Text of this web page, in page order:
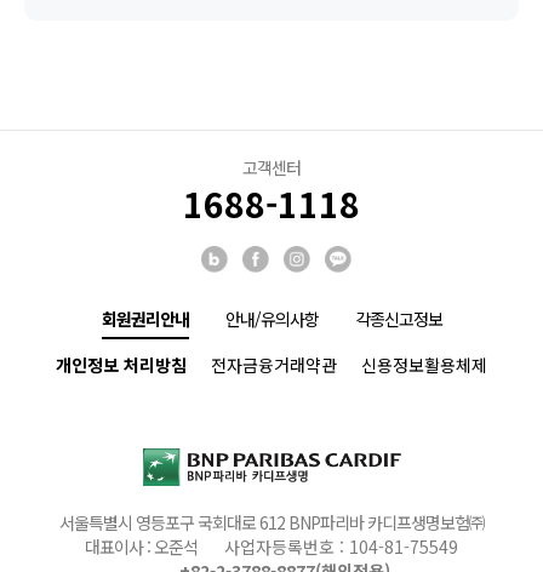
고객센터
1688-1118
회원권리안내
개인정보 처리방침
전자금융거래약관 신용정보활용체제
안내/유의사항 각종신고정보
서울특별시 영등포구 국회대로 612 BNP파리바 카디프생명보험㈜
대표이사 : 오준석
사업자등록번호 : 104-81-75549